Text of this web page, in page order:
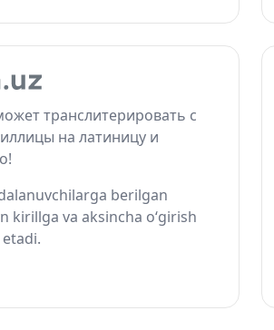
транслитерировать с
на латиницу и
berilgan
kirillga va aksincha o‘girish